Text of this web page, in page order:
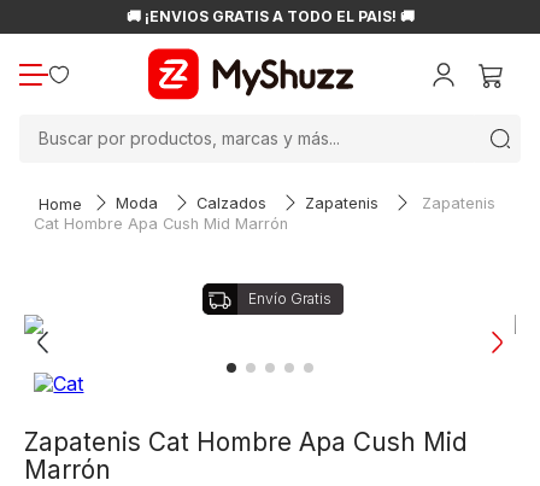
🚚 ¡ENVÍOS GRATIS A TODO EL PAÍS! 🚚
Moda Calzados Zapatenis
Zapatenis
Cat Hombre Apa Cush Mid Marrón
Zapatenis Cat Hombre Apa Cush Mid
Marrón